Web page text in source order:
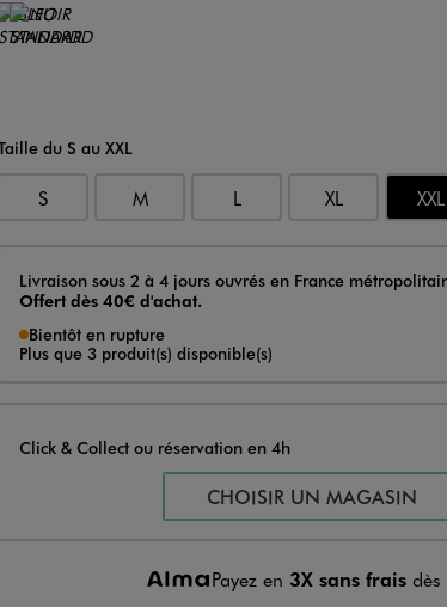
Choisissez votre Couleur
du S au XXL
S M L XL XXL
Livraison
Livraison sous 2 à 4 jours ouvrés en France
Offert dès 40€ d'achat.
Bientôt en rupture
Plus que 3 produit(s) disponible(s)
Click & Collect ou réservation en 4h
Sélectionner
CHOISIR UN MAGASIN
Payez en 3X sans fraisdès